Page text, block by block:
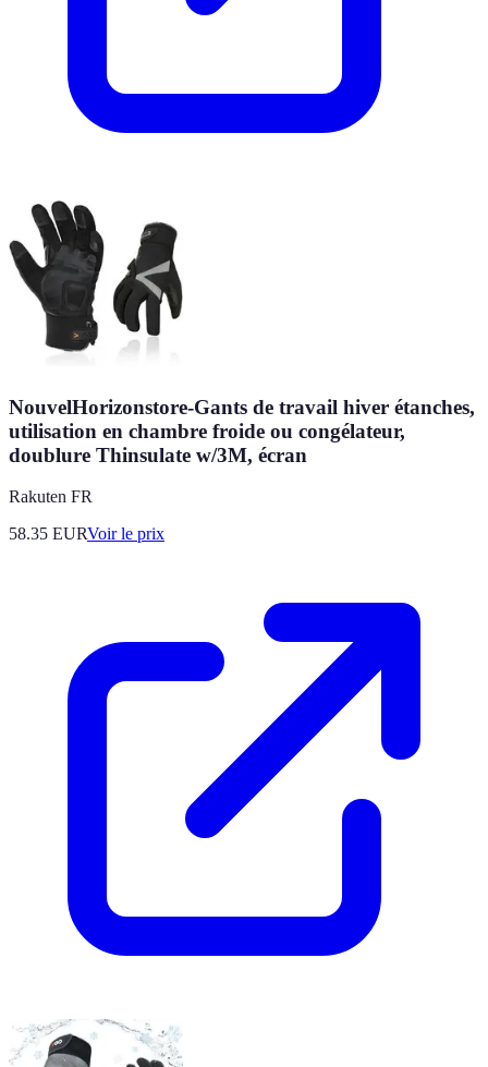
NouvelHorizonstore-Gants de travail hiver étanches,
utilisation en chambre froide ou congélateur,
doublure Thinsulate w/3M, écran
Rakuten FR
58.35 EURVoir le prix